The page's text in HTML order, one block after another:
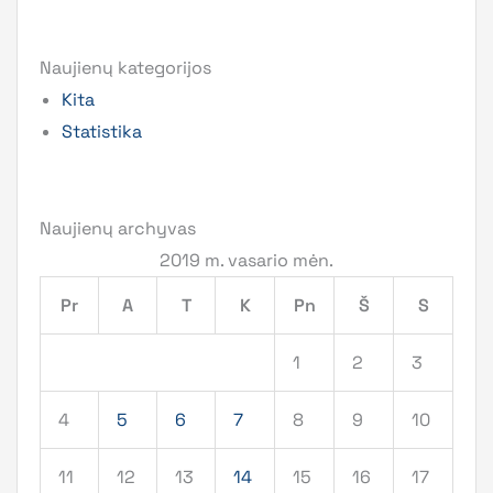
Naujienų kategorijos
Kita
Statistika
Naujienų archyvas
2019 m. vasario mėn.
Pr
A T K Pn Š S
1 2 3
4 5 6 7 8 9 10
11 12 13 14 15 16 17